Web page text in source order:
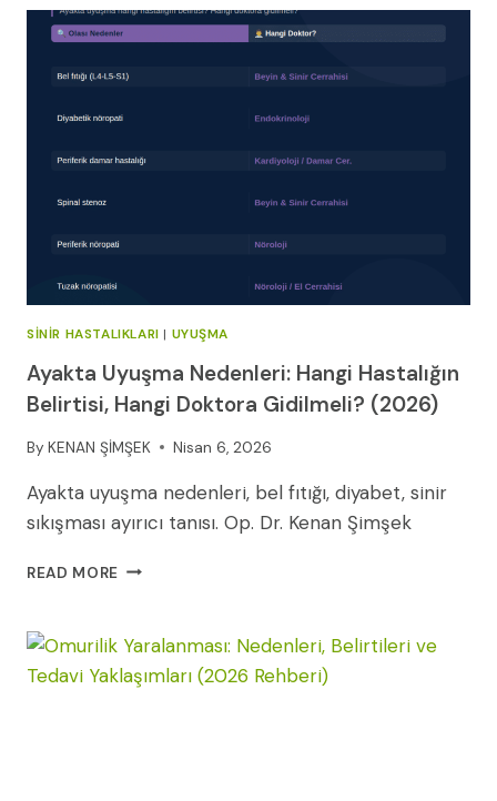
NE
ZAMAN
SINIR HASTALIKLARI | UYUŞMA
Ayakta Uyuşma Nedenleri: Hangi Hastalığın
Belirtisi, Hangi Doktora Gidilmeli? (2026)
By KENAN ŞİMŞEK Nisan 6, 2026
Ayakta uyuşma nedenleri, bel fıtığı, diyabet, sinir
sıkışması ayırıcı tanısı. Op. Dr. Kenan Şimşek
READ MORE AYAKTA
HANGI
BELIRTISI,